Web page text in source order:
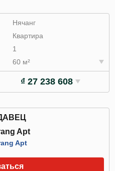
Нячанг
Квартира
1
60 м²
₫ 27 238 608
Apt
Apt